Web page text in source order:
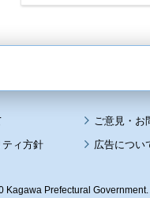
ティ方針 広告につい
Kagawa Prefectural